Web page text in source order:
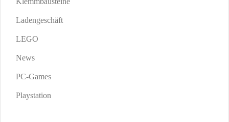
Ladengeschäft
LEGO
News
PC-Games
Playstation